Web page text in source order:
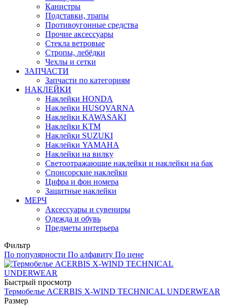
Канистры
Подставки, трапы
Противоугонные средства
Прочие аксессуары
Стекла ветровые
Стропы, лебёдки
Чехлы и сетки
ЗАПЧАСТИ
Запчасти по категориям
НАКЛЕЙКИ
Наклейки HONDA
Наклейки HUSQVARNA
Наклейки KAWASAKI
Наклейки KTM
Наклейки SUZUKI
Наклейки YAMAHA
Наклейки на вилку
Светоотражающие наклейки и наклейки на бак
Спонсорские наклейки
Цифра и фон номера
Защитные наклейки
МЕРЧ
Аксессуары и сувениры
Одежда и обувь
Предметы интерьера
Фильтр
По популярности По алфавиту По цене
Быстрый просмотр
Термобелье ACERBIS X-WIND TECHNICAL UNDERWEAR
Размер